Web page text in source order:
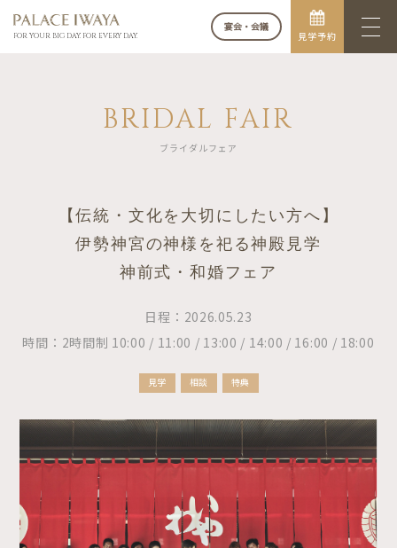
FOR YOUR BIG DAY. FOR EVERY DAY.
宴会・会議
見学予約
BRIDAL FAIR
ブライダルフェア
【伝統・文化を大切にしたい方へ】
伊勢神宮の神様を祀る神殿見学
神前式・和婚フェア
日程：2026.05.23
時間：2時間制 10:00 / 11:00 / 13:00 / 14:00 / 16:00 / 18:00
見学 相談 特典